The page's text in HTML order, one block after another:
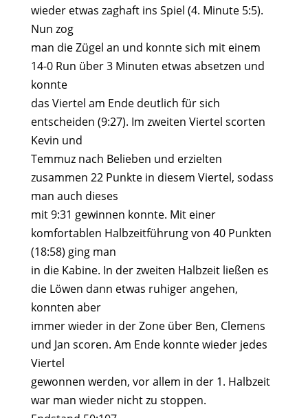
wieder etwas zaghaft ins Spiel (4. Minute 5:5).
Nun zog
man die Zügel an und konnte sich mit einem
14-0 Run über 3 Minuten etwas absetzen und
konnte
das Viertel am Ende deutlich für sich
entscheiden (9:27). Im zweiten Viertel scorten
Kevin und
Temmuz nach Belieben und erzielten
zusammen 22 Punkte in diesem Viertel, sodass
man auch dieses
mit 9:31 gewinnen konnte. Mit einer
komfortablen Halbzeitführung von 40 Punkten
(18:58) ging man
in die Kabine. In der zweiten Halbzeit ließen es
die Löwen dann etwas ruhiger angehen,
konnten aber
immer wieder in der Zone über Ben, Clemens
und Jan scoren. Am Ende konnte wieder jedes
Viertel
gewonnen werden, vor allem in der 1. Halbzeit
war man wieder nicht zu stoppen.